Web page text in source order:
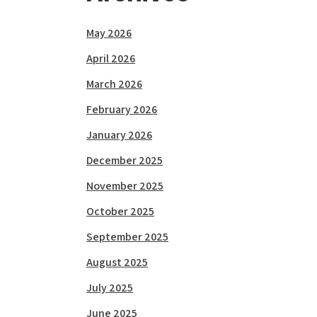
May 2026
April 2026
March 2026
February 2026
January 2026
December 2025
November 2025
October 2025
September 2025
August 2025
July 2025
June 2025